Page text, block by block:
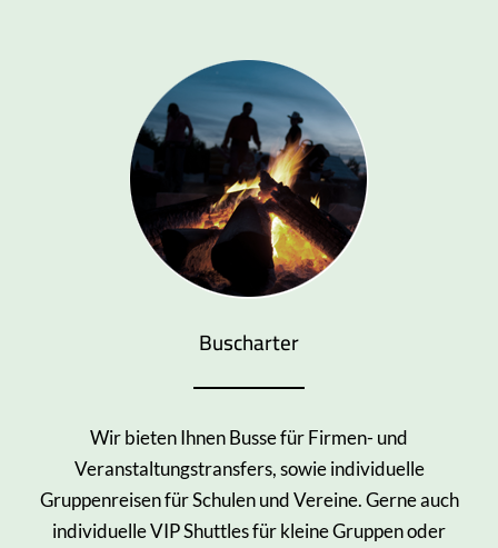
Buscharter
Wir bieten Ihnen Busse für Firmen- und
Veranstaltungstransfers, sowie individuelle
Gruppenreisen für Schulen und Vereine. Gerne auch
individuelle VIP Shuttles für kleine Gruppen oder